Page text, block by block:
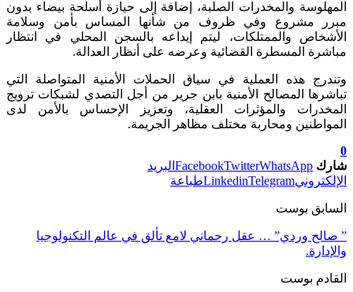
المهلوسة والمخدرات الصلبة، إضافة إلى حيازة أسلحة بيضاء بدون
مبرر مشروع وفي ظروف من شأنها المساس بأمن وسلامة
الأشخاص والممتلكات، ليتم إيداعه بالسجن المحلي في انتظار
مباشرة المسطرة القضائية وعرضه على أنظار العدالة.
وتندرج هذه العملية في سياق الحملات الأمنية المتواصلة التي
تباشرها المصالح الأمنية بابن جرير من أجل التصدي لشبكات ترويج
المخدرات والمؤثرات العقلية، وتعزيز الإحساس بالأمن لدى
المواطنين ومحاربة مختلف مظاهر الجريمة.
0
شارك
FacebookTwitterWhatsApp
البريد
الإلكتروني
LinkedinTelegram طباعة
السابق بوست
” صالح وردي” … عقل رحماني لامع تألق في عالم التكنولوجيا
والإدارة.
القادم بوست